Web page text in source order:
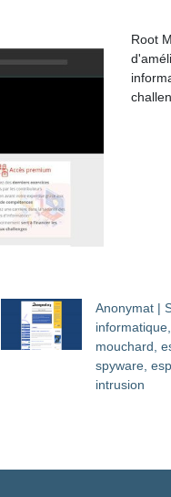
Root
Anonymat |
infor­mati­que,
mouchard,
spyware,
intrusion